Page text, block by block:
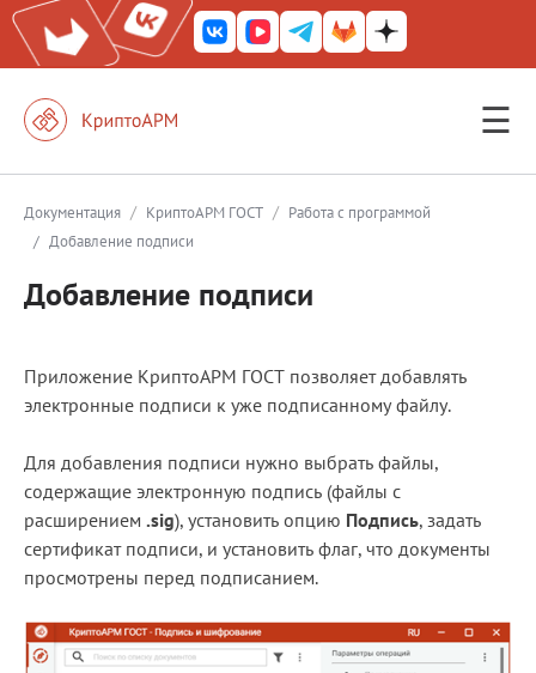
☰
КриптоАРМ
Железный почтовый ящик
КриптоАРМ ID
КриптоАРМ для 1С-Битрикс
Решения
Блог
Получить КЭП
Документация / КриптоАРМ ГОСТ / Работа с программой
/ Добавление подписи
Добавление подписи
Приложение КриптоАРМ ГОСТ позволяет добавлять
электронные подписи к уже подписанному файлу.
Для добавления подписи нужно выбрать файлы,
содержащие электронную подпись (файлы с
расширением .sig), установить опцию Подпись, задать
сертификат подписи, и установить флаг, что документы
просмотрены перед подписанием.